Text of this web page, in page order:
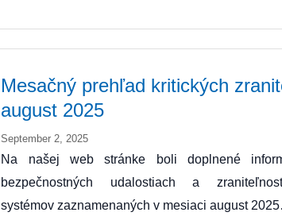
Mesačný prehľad kritických
august 2025
September 2, 2025
Na našej web stránke boli doplnené
bezpečnostných udalostiach a
systémov zaznamenaných v mesiaci august